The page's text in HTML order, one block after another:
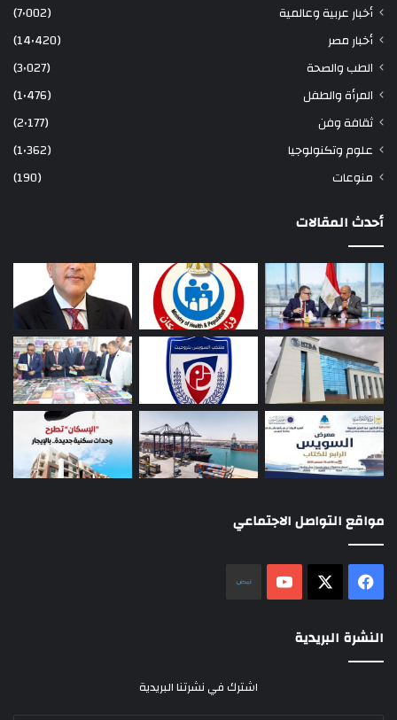
أخبار عربية وعالمية
(7٬002)
أخبار مصر
(14٬420)
الطب والصحة
(3٬027)
المرأة والطفل
(1٬476)
ثقافة وفن
(2٬177)
علوم وتكنولوجيا
(1٬362)
منوعات
(190)
أحدث المقالات
مواقع التواصل الاجتماعي
فيسبوك ‫YouTube
النشرة البريدية
اشترك في نشرتنا البريدية